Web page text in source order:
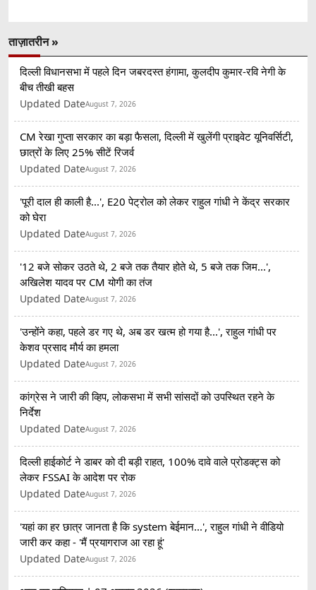
ताज़ातरीन »
दिल्ली विधानसभा में पहले दिन जबरदस्त हंगामा, कुलदीप कुमार-रवि नेगी के
बीच तीखी बहस
Updated DateAugust 7, 2026
CM रेखा गुप्ता सरकार का बड़ा फैसला, दिल्ली में खुलेंगी प्राइवेट यूनिवर्सिटी,
छात्रों के लिए 25% सीटें रिजर्व
Updated DateAugust 7, 2026
'पूरी दाल ही काली है...', E20 पेट्रोल को लेकर राहुल गांधी ने केंद्र सरकार
को घेरा
Updated DateAugust 7, 2026
'12 बजे सोकर उठते थे, 2 बजे तक तैयार होते थे, 5 बजे तक जिम...',
अखिलेश यादव पर CM योगी का तंज
Updated DateAugust 7, 2026
'उन्होंने कहा, पहले डर गए थे, अब डर खत्म हो गया है...', राहुल गांधी पर
केशव प्रसाद मौर्य का हमला
Updated DateAugust 7, 2026
कांग्रेस ने जारी की व्हिप, लोकसभा में सभी सांसदों को उपस्थित रहने के
निर्देश
Updated DateAugust 7, 2026
दिल्ली हाईकोर्ट ने डाबर को दी बड़ी राहत, 100% दावे वाले प्रोडक्ट्स को
लेकर FSSAI के आदेश पर रोक
Updated DateAugust 7, 2026
'यहां का हर छात्र जानता है कि system बेईमान...', राहुल गांधी ने वीडियो
जारी कर कहा - 'मैं प्रयागराज आ रहा हूं'
Updated DateAugust 7, 2026